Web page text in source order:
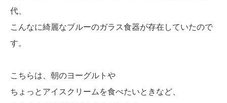
代、
こんなに綺麗なブルーのガラス食器が存在していたので
す。
こちらは、朝のヨーグルトや
ちょっとアイスクリームを食べたいときなど、